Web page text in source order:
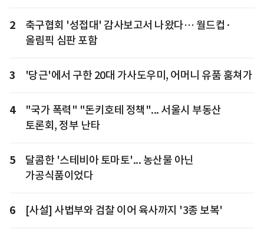
2
축구협회 '성접대' 감사보고서 나왔다… 월드컵·
올림픽 심판 포함
3 '당근'에서 구한 20대 가사도우미, 어머니 유품 훔쳐가
4
"국가 폭력" "돈키호테 정책"... 서울시 부동산
토론회, 정부 난타
5
달콤한 '스테비아 토마토'... 농산물 아닌
가공식품이었다
6 [사설] 사법부와 검찰 이어 육사까지 '3종 보복'